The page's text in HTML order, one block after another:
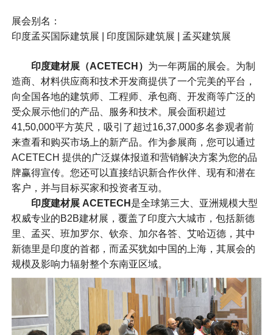
展会别名：
印度孟买国际建筑展 | 印度国际建筑展 | 孟买建筑展
印度建材展（ACETECH） 为一年两届的展会。为制
造商、材料供应商和技术开发商提供了一个完美的平台，
向全国各地的建筑师、工程师、承包商、开发商等广泛的
受众展示他们的产品、服务和技术。展会面积超过
41,50,000平方英尺，吸引了超过16,37,000多名参观者前
来查看和购买市场上的新产品。作为参展商，您可以通过
ACETECH 提供的广泛媒体报道和营销解决方案为您的品
牌赢得宣传。您还可以直接结识新合作伙伴、现有和潜在
客户，并与目标买家和投资者互动。
印度建材展 ACETECH 是全球第三大、亚洲规模大型
权威专业的B2B建材展，覆盖了印度六大城市，包括新德
里、孟买、班加罗尔、钦奈、加尔各答、艾哈迈德，其中
新德里是印度的首都，而孟买犹如中国的上海，其展会的
规模及影响力辐射整个东南亚区域。